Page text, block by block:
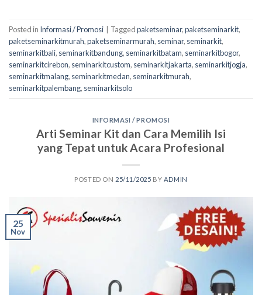
Posted in Informasi / Promosi | Taggedpaketseminar,paketseminarkit,
paketseminarkitmurah,paketseminarmurah, seminar, seminarkit,
seminarkitbali, seminarkitbandung, seminarkitbatam, seminarkitbogor,
seminarkitcirebon, seminarkitcustom, seminarkitjakarta, seminarkitjogja,
seminarkitmalang, seminarkitmedan, seminarkitmurah,
seminarkitpalembang, seminarkitsolo
INFORMASI / PROMOSI
Arti Seminar Kit dan Cara Memilih Isi
yang Tepat untuk Acara Profesional
POSTED ON 25/11/2025 BY ADMIN
25
Nov